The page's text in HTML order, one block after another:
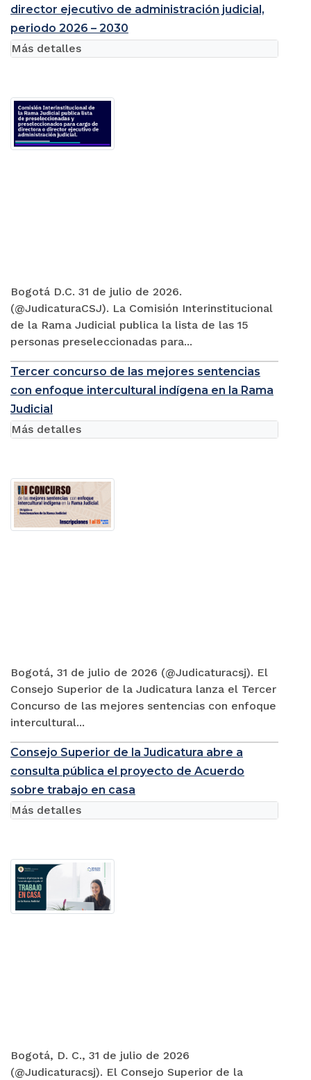
director ejecutivo de administración judicial,
periodo 2026 – 2030
Bogotá D.C. 31 de julio de 2026.
(@JudicaturaCSJ). La Comisión Interinstitucional
de la Rama Judicial publica la lista de las 15
personas preseleccionadas para...
Más detalles
Tercer concurso de las mejores sentencias
con enfoque intercultural indígena en la Rama
Judicial
Bogotá, 31 de julio de 2026 (@Judicaturacsj). El
Consejo Superior de la Judicatura lanza el Tercer
Concurso de las mejores sentencias con enfoque
intercultural...
Más detalles
Consejo Superior de la Judicatura abre a
consulta pública el proyecto de Acuerdo
sobre trabajo en casa
Bogotá, D. C., 31 de julio de 2026
(@Judicaturacsj). El Consejo Superior de la
Más detalles